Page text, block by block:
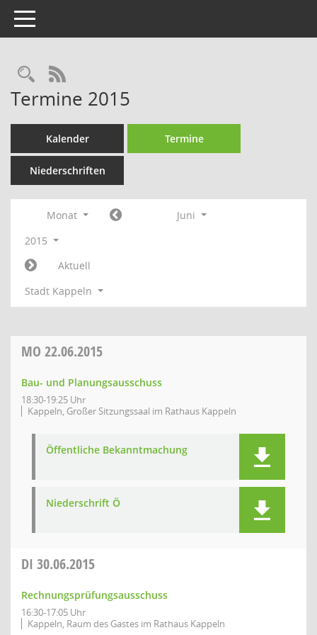
Toggle navigation
Rechercheauswahl
RSS-Feed
Termine 2015
Kalender Termine
Niederschriften
Monat
Juni
2015
Aktuell
Stadt Kappeln
MO 22.06.2015
Bau- und Planungsausschuss
18:30-19:25 Uhr
Kappeln, Großer Sitzungssaal im Rathaus Kappeln
Öffentliche Bekanntmachung
Niederschrift Ö
DI 30.06.2015
Rechnungsprüfungsausschuss
16:30-17:05 Uhr
Kappeln, Raum des Gastes im Rathaus Kappeln